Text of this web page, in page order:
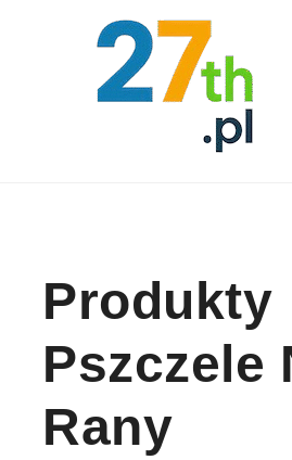
Produkty
Pszczele
Rany